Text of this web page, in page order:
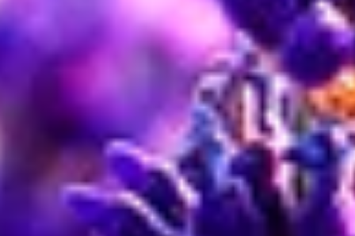
Lavendel
Entdecke die Vielfalt von Lavendel
Die über 30 Lavendelarten gehören zur Familie der Lippenblütler.
Die Gattung Lavendel stammt ursprünglich aus dem
Mittelmeerraum. Von dort hat sie sich nach Südeuropa und
Nordafrika verbreitet. Die Halbsträucher werden bis zu 2 m hoch, es
gibt jedoch auch kleinwüchsigere Züchtungen, zum Beispiel für den
Balkon. Je nach Art blüht der Lavendel etwa von Mai bis Juli, meist
in den Farben Blau und Lila. Einzelne Sorten blühen aber auch
Weiß. Da der Lavendel winterhart ist, gehört er zu den besonders
beliebten Gartenpflanzen. Außerdem ist Lavendel eine vielfältig
einsetzbare Nutz- und Heilpflanze.